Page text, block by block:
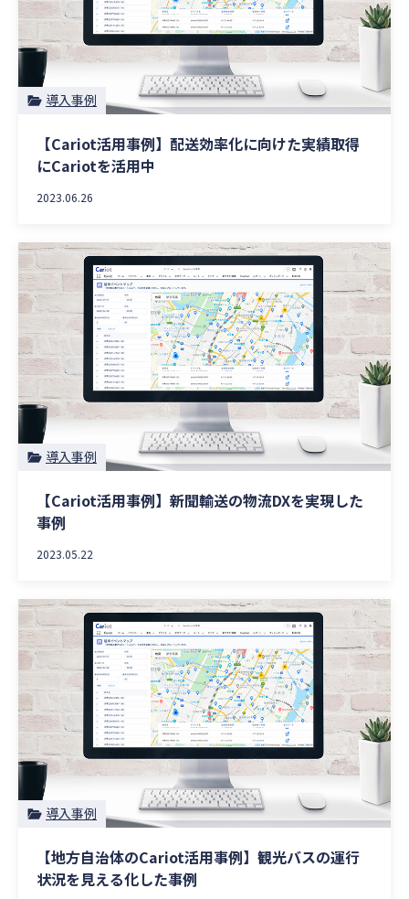
導入事例
【Cariot活用事例】配送効率化に向けた実績取得
にCariotを活用中
2023.06.26
導入事例
【Cariot活用事例】新聞輸送の物流DXを実現した
事例
2023.05.22
導入事例
【地方自治体のCariot活用事例】観光バスの運行
状況を見える化した事例